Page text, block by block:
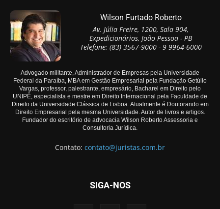
Wilson Furtado Roberto
Av. Júlia Freire, 1200, Sala 904,
Expedicionários, João Pessoa - PB
Telefone: (83) 3567-9000 - 9 9964-6000
Advogado militante, Administrador de Empresas pela Universidade
Federal da Paraíba, MBA em Gestão Empresarial pela Fundação Getúlio
Vargas, professor, palestrante, empresário, Bacharel em Direito pelo
UNIPÊ, especialista e mestre em Direito Internacional pela Faculdade de
Direito da Universidade Clássica de Lisboa. Atualmente é Doutorando em
Direito Empresarial pela mesma Universidade. Autor de livros e artigos.
Fundador do escritório de advocacia Wilson Roberto Assessoria e
Consultoria Jurídica.
Contato: contato@juristas.com.br
SIGA-NOS